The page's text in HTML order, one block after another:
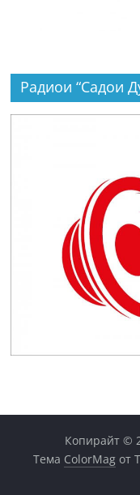
Радиои “Садои
Копирайт ©
Тема ColorMag от